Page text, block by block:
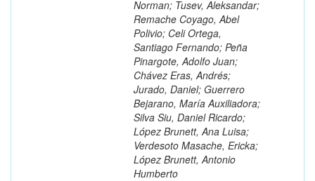
Norman; Tusev, Aleksandar;
Remache Coyago, Abel
Polivio; Celi Ortega,
Santiago Fernando; Peña
Pinargote, Adolfo Juan;
Chávez Eras, Andrés;
Jurado, Daniel; Guerrero
Bejarano, María Auxiliadora;
Silva Siu, Daniel Ricardo;
López Brunett, Ana Luisa;
Verdesoto Masache, Ericka;
López Brunett, Antonio
Humberto